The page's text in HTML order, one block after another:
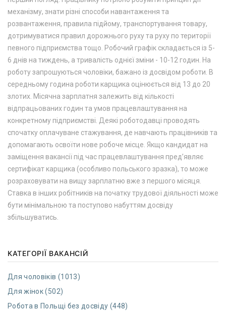
механізму, знати різні способи навантаження та
розвантаження, правила підйому, транспортування товару,
дотримуватися правил дорожнього руху та руху по території
певного підприємства тощо. Робочий графік складається із 5-
6 днів на тиждень, а тривалість однієї зміни - 10-12 годин. На
роботу запрошуються чоловіки, бажано із досвідом роботи. В
середньому година роботи карщика оцінюється від 13 до 20
злотих. Місячна зарплатня залежить від кількості
відпрацьованих годин та умов працевлаштування на
конкретному підприємстві. Деякі роботодавці проводять
спочатку оплачуване стажування, де навчають працівників та
допомагають освоїти нове робоче місце. Якщо кандидат на
заміщення вакансії під час працевлаштування пред’являє
сертифікат карщика (особливо польського зразка), то може
розраховувати на вищу зарплатню вже з першого місяця.
Ставка в інших робітників на початку трудової діяльності може
бути мінімальною та поступово набуттям досвіду
збільшуватись.
КАТЕГОРІЇ ВАКАНСІЙ
Для чоловіків (1013)
Для жінок (502)
Робота в Польщі без досвіду (448)